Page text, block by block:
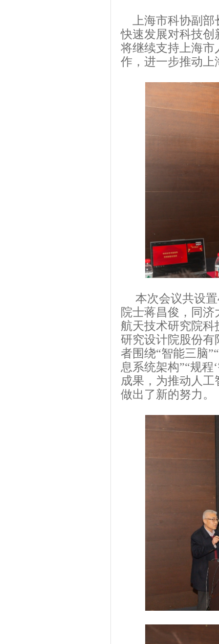
上海市科协副部
快速发展对科技
将继续支持上海
作，进一步推动
本次会议共设置
院士蒋昌俊，同
航天技术研究院
研究设计院股份
者围绕“智能三脑
息系统架构”“规程
成果，为推动人
做出了新的努力。